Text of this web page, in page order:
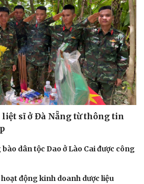
sĩ ở Đà Nẵng từ thông tin
dân tộc Dao ở Lào Cai được công
động kinh doanh dược liệu